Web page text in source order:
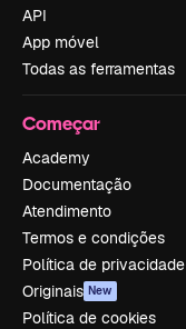
API
App móvel
Todas as ferramentas
Começar
Academy
Documentação
Atendimento
Termos e condições
Política de privacidade
Originais New
Política de cookies